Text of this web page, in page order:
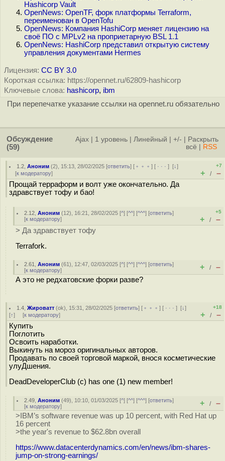
Hashicorp Vault
OpenNews: OpenTF, форк платформы Terraform,
переименован в OpenTofu
OpenNews: Компания HashiCorp меняет лицензию на
своё ПО с MPLv2 на проприетарную BSL 1.1
OpenNews: HashiCorp представил открытую систему
управления документами Hermes
Лицензия: CC BY 3.0
Короткая ссылка: https://opennet.ru/62809-hashicorp
Ключевые слова: hashicorp, ibm
При перепечатке указание ссылки на opennet.ru обязательно
Обсуждение
(59)
Ajax 1 уровень Линейный +/-
Раскрыть
всё
RSS
1.2 ,Аноним (2), 15:13, 28/02/2025 [ответить] [ ﹢﹢﹢] [ · · ·][↓]
[к модератору]
+7
+ / –
Прощай терраформ и волт уже окончательно. Да
здравствует тофу и бао!
2.12 ,Аноним (12), 16:21, 28/02/2025 [^] [^^] [^^^] [ответить]
[к модератору]
+5
+ / –
> Да здравствует тофу
Terrafork.
2.61 ,Аноним (61), 12:47, 02/03/2025 [^] [^^] [^^^] [ответить]
[к модератору] + / –
А это не редхатовские форки разве?
1.4 ,Жироватт (ok), 15:31, 28/02/2025 [ответить] [ ﹢﹢﹢] [ · · ·][↓]
[↑] [к модератору]
+18
+ / –
Купить
Поглотить
Освоить наработки.
Выкинуть на мороз оригинальных авторов.
Продавать по своей торговой маркой, внося косметические
улуДшения.
DeadDeveloperClub (с) has one (1) new member!
2.49 ,Аноним (49), 10:10, 01/03/2025 [^] [^^] [^^^] [ответить]
[к модератору] + / –
>IBM’s software revenue was up 10 percent, with Red Hat up
16 percent
>the year's revenue to $62.8bn overall
https://www.datacenterdynamics.com/en/news/ibm-shares-
jump-on-strong-earnings/